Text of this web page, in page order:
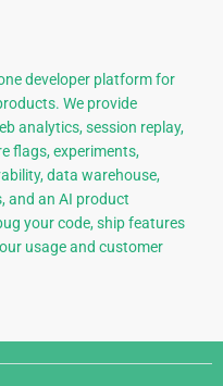
developer platform for
We provide
analytics, session replay,
flags, experiments,
data warehouse,
and an AI product
your code, ship features
usage and customer